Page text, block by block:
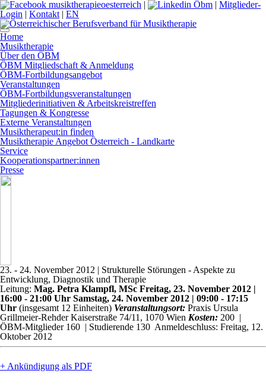
| | Mitglieder-
Login | Kontakt | EN
Home
Musiktherapie
Über den ÖBM
ÖBM Mitgliedschaft & Anmeldung
ÖBM-Fortbildungsangebot
Veranstaltungen
ÖBM-Fortbildungsveranstaltungen
Mitgliederinitiativen & Arbeitskreistreffen
Tagungen & Kongresse
Externe Veranstaltungen
Musiktherapeut:in finden
Musiktherapie Angebot Österreich - Landkarte
Service
Kooperationspartner:innen
Presse
23. - 24. November 2012 | Strukturelle Störungen - Aspekte zu
Entwicklung, Diagnostik und Therapie
Leitung: Mag. Petra Klampfl, MSc Freitag, 23. November 2012 |
16:00 - 21:00 Uhr Samstag, 24. November 2012 | 09:00 - 17:15
Uhr (insgesamt 12 Einheiten) Veranstaltungsort: Praxis Ursula
Grillmeier-Rehder Kaiserstraße 74/11, 1070 Wien Kosten: 200  |
ÖBM-Mitglieder 160  | Studierende 130  Anmeldeschluss: Freitag, 12.
Oktober 2012
+ Ankündigung als PDF